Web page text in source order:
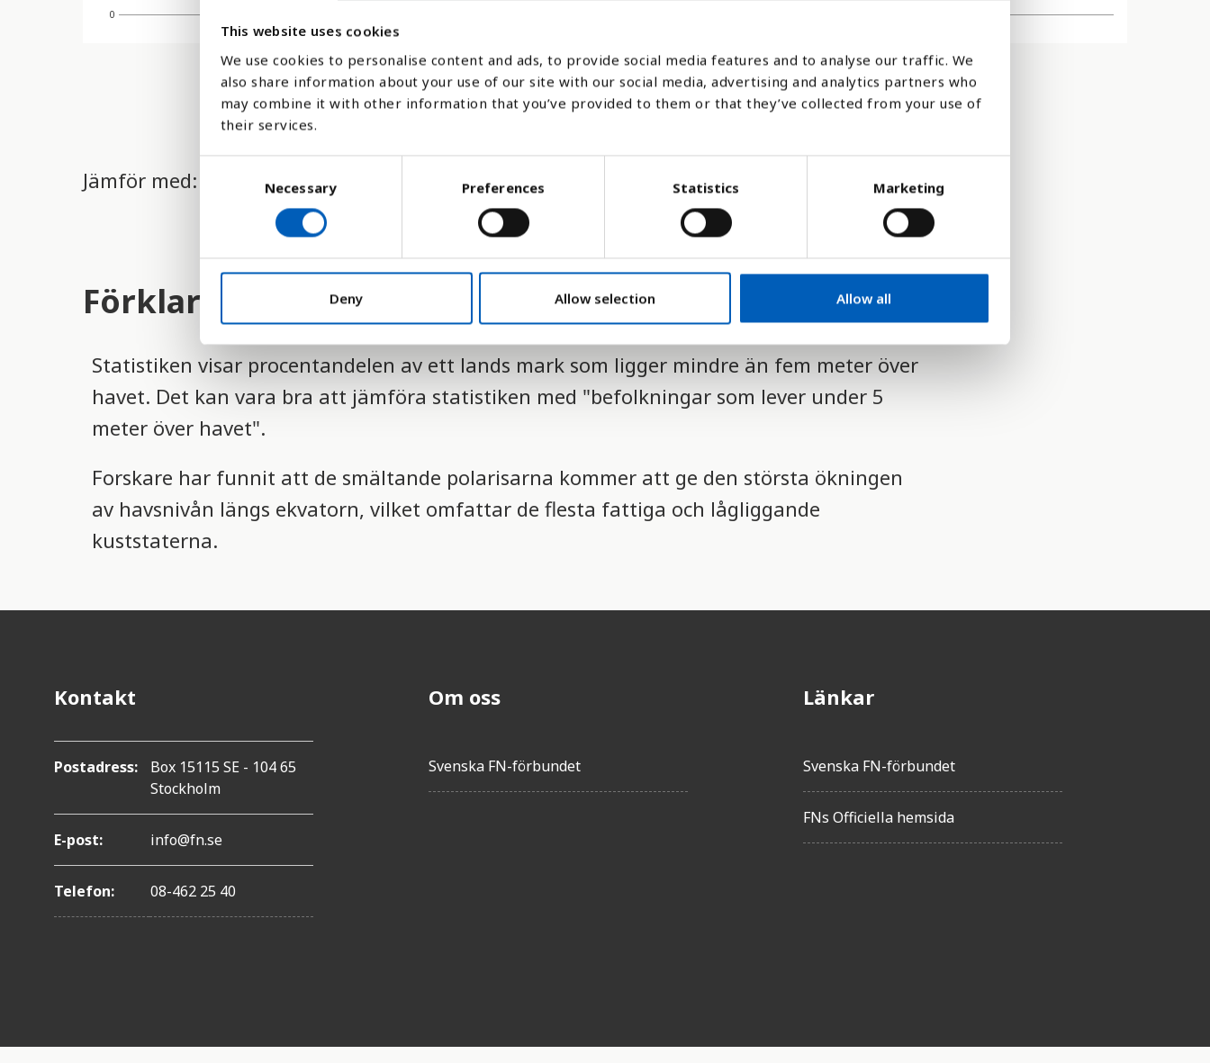
This website uses cookies
We use cookies to personalise content and ads, to provide social media features and to analyse our traffic. We
also share information about your use of our site with our social media, advertising and analytics partners who
may combine it with other information that you’ve provided to them or that they’ve collected from your use of
their services.
t
e
l
c
t
n
Necessary Preferences Statistics Marketing
Deny Allow selection Allow all
0
1990
Stapeldiagram Linje Platt
Jämför med:
Förklaring
Statistiken visar procentandelen av ett lands mark som ligger mindre än fem meter över
havet. Det kan vara bra att jämföra statistiken med "befolkningar som lever under 5
meter över havet".
Forskare har funnit att de smältande polarisarna kommer att ge den största ökningen
av havsnivån längs ekvatorn, vilket omfattar de flesta fattiga och lågliggande
kuststaterna.
Kontakt
Postadress:
Box 15115 SE - 104 65
Stockholm
E-post: info@fn.se
Telefon: 08-462 25 40
Om oss
Svenska FN-förbundet
Länkar
Svenska FN-förbundet
FNs Officiella hemsida